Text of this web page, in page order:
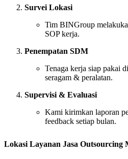
Survei Lokasi
Tim BINGroup
SOP kerja.
Penempatan SDM
Tenaga kerja siap pakai
seragam & peralatan.
Supervisi & Evaluasi
Kami kirimkan laporan
feedback setiap bulan.
Lokasi Layanan Jasa Outsourcing